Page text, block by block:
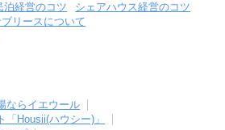
泊経営のコツ
シェアハウス経営のコツ
リースについて
ならイエウール
Housii(ハウシー)」